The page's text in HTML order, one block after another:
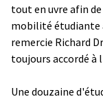
tout en uvre afin
mobilité étudiante
remercie Richard
toujours accordé à
Une douzaine